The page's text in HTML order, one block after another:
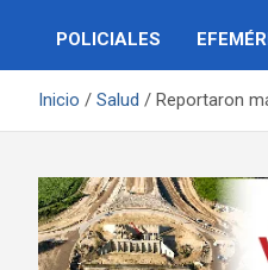
POLICIALES
Inicio Salud Reportaron